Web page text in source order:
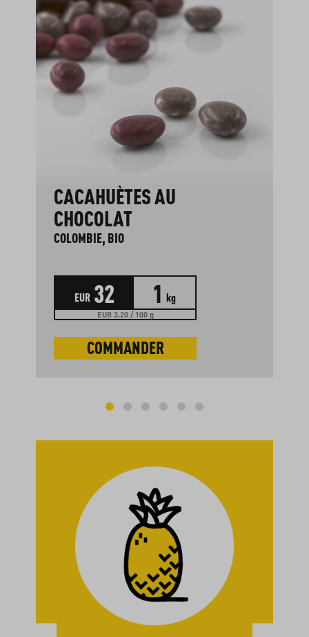
CACAHUÈTES AU
CHOCOLAT
COLOMBIE, BIO
EUR 32 1 kg
EUR 3.20 / 100 g
COMMANDER